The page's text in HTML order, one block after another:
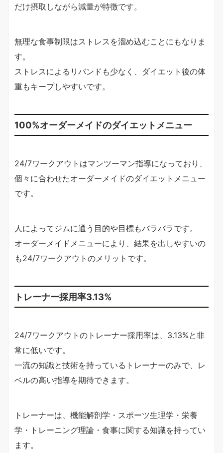
だけ摂取しながら減量が特徴です。
無理な食事制限はストレスを溜め込むことにもなりま
す。
ストレスによるリバンドも少なく、ダイエット後の体
重もキープしやすいです。
100%オーダーメイドのダイエットメニュー
24/7ワークアウトはマンツーマン指導になっており、
個々に合わせたオーダーメイドのダイエットメニュー
です。
人によってジムに通う目的や目標もバラバラです。
オーダーメイドメニューにより、結果を出しやすいの
も24/7ワークアウトのメリットです。
トレーナー採用率3.13%
24/7ワークアウトのトレーナー採用率は、3.13%と非
常に低いです。
一流の知識と技術を持っているトレーナーのみで、レ
ベルの高い指導を期待できます。
トレーナーは、機能解剖学・スポーツ生理学・栄養
学・トレーニング理論・食事に関する知識を持ってい
ます。